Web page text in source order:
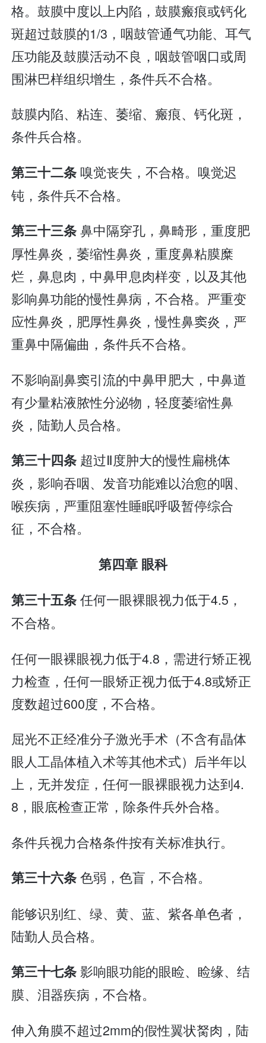
格。鼓膜中度以上内陷，鼓膜瘢痕或钙化
斑超过鼓膜的1/3，咽鼓管通气功能、耳气
压功能及鼓膜活动不良，咽鼓管咽口或周
围淋巴样组织增生，条件兵不合格。
鼓膜内陷、粘连、萎缩、瘢痕、钙化斑，
条件兵合格。
第三十二条 嗅觉丧失，不合格。嗅觉迟
钝，条件兵不合格。
第三十三条鼻中隔穿孔，鼻畸形，重度肥
厚性鼻炎，萎缩性鼻炎，重度鼻粘膜糜
烂，鼻息肉，中鼻甲息肉样变，以及其他
影响鼻功能的慢性鼻病，不合格。严重变
应性鼻炎，肥厚性鼻炎，慢性鼻窦炎，严
重鼻中隔偏曲，条件兵不合格。
不影响副鼻窦引流的中鼻甲肥大，中鼻道
有少量粘液脓性分泌物，轻度萎缩性鼻
炎，陆勤人员合格。
第三十四条 超过Ⅱ度肿大的慢性扁桃体
炎，影响吞咽、发音功能难以治愈的咽、
喉疾病，严重阻塞性睡眠呼吸暂停综合
征，不合格。
第四章 眼科
第三十五条任何一眼裸眼视力低于4.5，
不合格。
任何一眼裸眼视力低于4.8，需进行矫正视
力检查，任何一眼矫正视力低于4.8或矫正
度数超过600度，不合格。
屈光不正经准分子激光手术（不含有晶体
眼人工晶体植入术等其他术式）后半年以
上，无并发症，任何一眼裸眼视力达到4.
8，眼底检查正常，除条件兵外合格。
条件兵视力合格条件按有关标准执行。
第三十六条色弱，色盲，不合格。
能够识别红、绿、黄、蓝、紫各单色者，
陆勤人员合格。
第三十七条影响眼功能的眼睑、睑缘、结
膜、泪器疾病，不合格。
伸入角膜不超过2mm的假性翼状胬肉，陆